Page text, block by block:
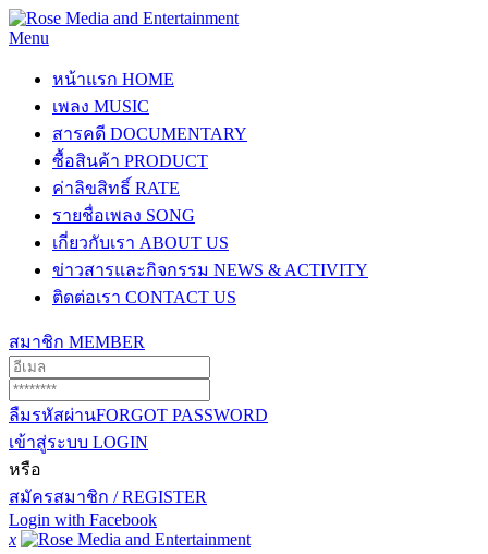
Menu
หน้าแรก HOME
เพลง MUSIC
สารคดี DOCUMENTARY
ซื้อสินค้า PRODUCT
ค่าลิขสิทธิ์ RATE
รายชื่อเพลง SONG
เกี่ยวกับเรา ABOUT US
ข่าวสารและกิจกรรม NEWS & ACTIVITY
ติดต่อเรา CONTACT US
สมาชิก MEMBER
ลืมรหัสผ่านFORGOT PASSWORD
เข้าสู่ระบบ LOGIN
หรือ
สมัครสมาชิก / REGISTER
Login with Facebook
x